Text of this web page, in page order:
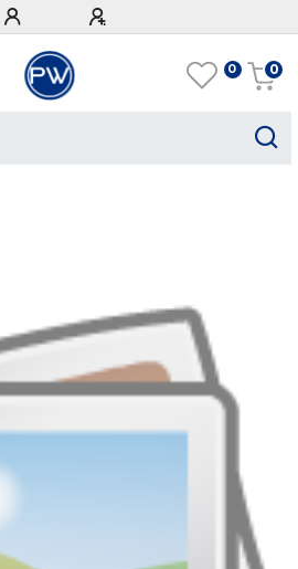
0 0